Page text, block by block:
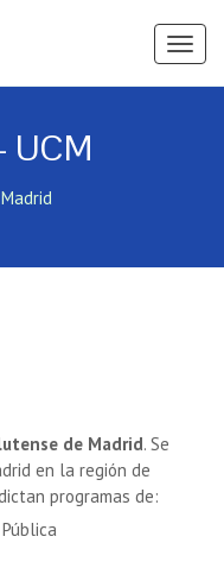
Ver
UCM
de Madrid. Se
en la región de
programas de: